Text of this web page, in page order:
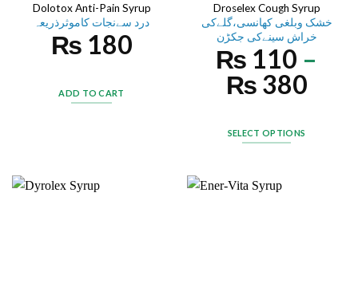
Dolotox Anti-Pain Syrup
درد سےنجات کاموثرذریعہ
₨ 180
ADD TO CART
Droselex Cough Syrup
خشک وبلغی کھانسی،گلےکی
خراش سینےکی جکڑن
₨ 110 –
₨ 380
SELECT OPTIONS